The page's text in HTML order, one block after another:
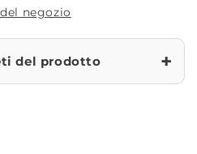
negozio
del prodotto +